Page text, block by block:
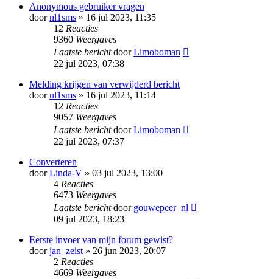
Anonymous gebruiker vragen
doornl1sms » 16 jul 2023, 11:35
12 Reacties
9360 Weergaves
Laatste berichtdoorLimoboman
22 jul 2023, 07:38
Melding krijgen van verwijderd bericht
doornl1sms » 16 jul 2023, 11:14
12 Reacties
9057 Weergaves
Laatste berichtdoorLimoboman
22 jul 2023, 07:37
Converteren
doorLinda-V » 03 jul 2023, 13:00
4 Reacties
6473 Weergaves
Laatste berichtdoor gouwepeer_nl
09 jul 2023, 18:23
Eerste invoer van mijn forum gewist?
doorjan_zeist» 26 jun 2023, 20:07
2 Reacties
4669 Weergaves